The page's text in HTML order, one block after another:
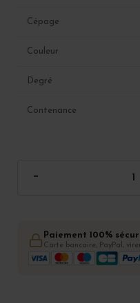
Cépage
Couleur
Degré
Contenance
Paiement 100%
Carte bancaire, PayPal,